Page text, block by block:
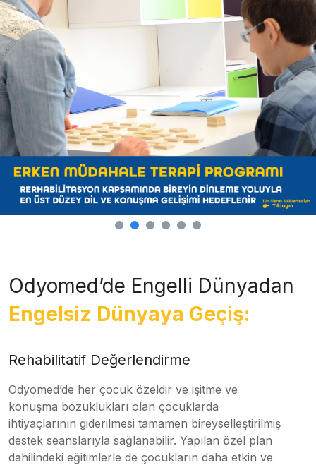
Odyomed’de Engelli Dünyadan
Engelsiz Dünyaya Geçiş:
Rehabilitatif Değerlendirme
Odyomed’de her çocuk özeldir ve işitme ve
konuşma bozuklukları olan çocuklarda
ihtiyaçlarının giderilmesi tamamen bireyselleştirilmiş
destek seanslarıyla sağlanabilir. Yapılan özel plan
dahilindeki eğitimlerle de çocukların daha etkin ve